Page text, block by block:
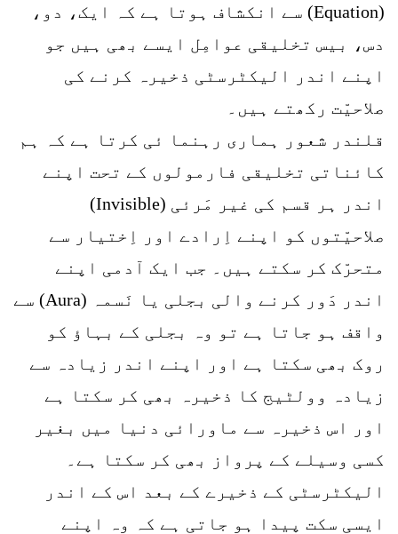
(Equation) سے انکشاف ہوتا ہے کہ ایک، دو،
دس، بیس تخلیقی عوامِل ایسے بھی ہیں جو
اپنے اندر الیکٹرسٹی ذخیرہ کرنے کی
صلاحیّت رکھتے ہیں۔
قلندر شعور ہماری رہنما ئی کرتا ہے کہ ہم
کائناتی تخلیقی فارمولوں کے تحت اپنے
اندر ہر قسم کی غیر مَرئی (Invisible)
صلاحیّتوں کو اپنے اِرادے اور اِختیار سے
متحرّک کر سکتے ہیں۔ جب ایک آدمی اپنے
اندر دَور کرنے والی بجلی یا نَسمہ (Aura) سے
واقف ہو جاتا ہے تو وہ بجلی کے بہاؤ کو
روک بھی سکتا ہے اور اپنے اندر زیادہ سے
زیادہ وولٹیج کا ذخیرہ بھی کر سکتا ہے
اور اس ذخیرہ سے ماورائی دنیا میں بغیر
کسی وسیلے کے پرواز بھی کر سکتا ہے۔
الیکٹرسٹی کے ذخیرے کے بعد اس کے اندر
ایسی سکت پیدا ہو جاتی ہے کہ وہ اپنے